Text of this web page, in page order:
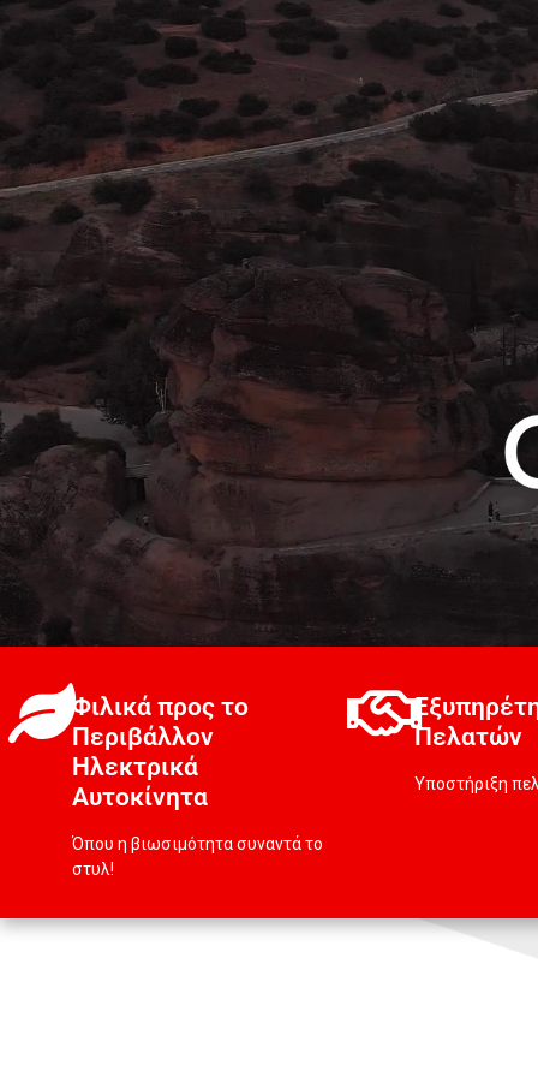
Φιλικά προς το
Περιβάλλον
Ηλεκτρικά
Αυτοκίνητα
Όπου η βιωσιμότητα συναντά το
στυλ!
Πελατών
Υποστήριξη